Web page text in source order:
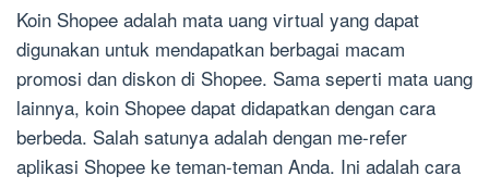
Koin Shopee adalah mata uang virtual yang dapat
digunakan untuk mendapatkan berbagai macam
promosi dan diskon di Shopee. Sama seperti mata uang
lainnya, koin Shopee dapat didapatkan dengan cara
berbeda. Salah satunya adalah dengan me-refer
aplikasi Shopee ke teman-teman Anda. Ini adalah cara